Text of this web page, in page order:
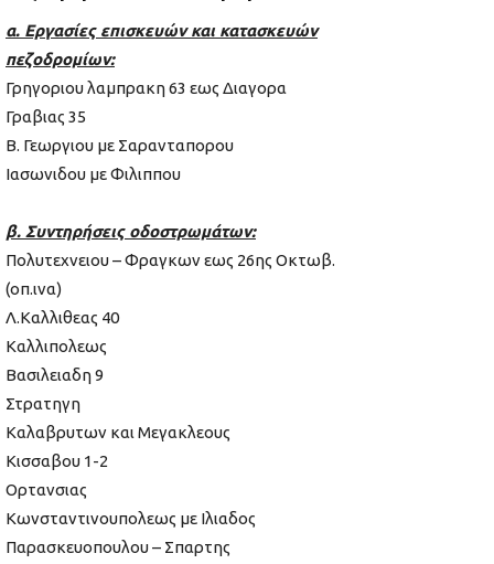
α. Εργασίες επισκευών και κατασκευών
πεζοδρομίων:
Γρηγοριου λαμπρακη 63 εως Διαγορα
Γραβιας 35
Β. Γεωργιου με Σαρανταπορου
Ιασωνιδου με Φιλιππου
β. Συντηρήσεις οδοστρωμάτων:
Πολυτεχνειου – Φραγκων εως 26ης Οκτωβ.
(οπ.ινα)
Λ.Καλλιθεας 40
Καλλιπολεως
Βασιλειαδη 9
Στρατηγη
Καλαβρυτων και Μεγακλεους
Κισσαβου 1-2
Ορτανσιας
Κωνσταντινουπολεως με Ιλιαδος
Παρασκευοπουλου – Σπαρτης